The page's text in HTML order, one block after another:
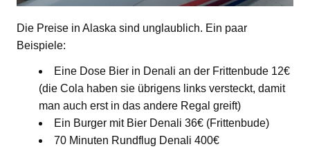
Die Preise in Alaska sind unglaublich. Ein paar
Beispiele:
Eine Dose Bier in Denali an der Frittenbude 12€
(die Cola haben sie übrigens links versteckt, damit
man auch erst in das andere Regal greift)
Ein Burger mit Bier Denali 36€ (Frittenbude)
70 Minuten Rundflug Denali 400€